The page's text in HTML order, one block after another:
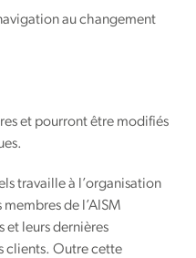
au changement
et pourront être modifiés
travaille à l’organisation
de l’AISM
et leurs dernières
clients. Outre cette